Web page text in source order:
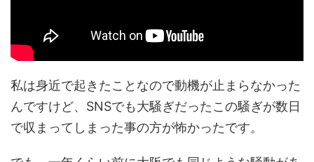
私は身近で起きたことなので動機が止まらなかった
んですけど、SNSでも大騒ぎだったこの騒ぎが数日
で収まってしまった事の方が怖かったです。